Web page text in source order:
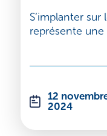
S’implanter
représente une
12
2024